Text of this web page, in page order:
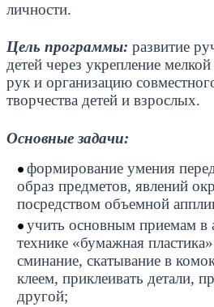
личности.
Цель программы: развитие
детей через укрепление
рук и организацию
творчества детей и взрослых.
Основные задачи:
формирование умения
образ предметов, явлений
посредством объемной
учить основным приемам в
технике «бумажная
сминание, скатывание в
клеем, приклеивать детали,
другой;